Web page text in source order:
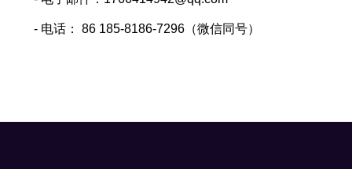
- 电话： 86 185-8186-7296（微信同号）